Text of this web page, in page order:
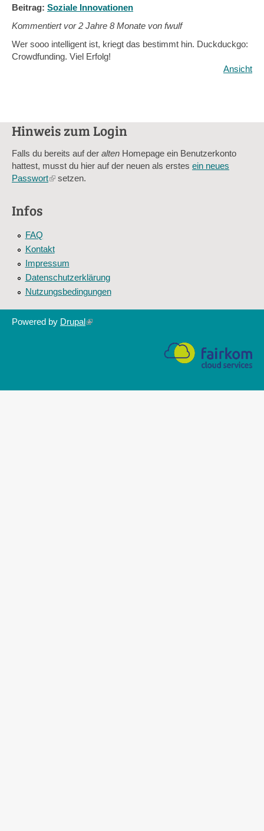
Beitrag: Soziale Innovationen
Kommentiert vor2 Jahre 8 Monate von fwulf
Wer sooo intelligent ist, kriegt das bestimmt hin. Duckduckgo:
Crowdfunding. Viel Erfolg!
Ansicht
Hinweis zum Login
Falls du bereits auf der alten Homepage ein Benutzerkonto
hattest, musst du hier auf der neuen als erstes ein neues
Passwort(linksetzen.
Infos
FAQ
Kontakt
Impressum
Datenschutzerklärung
Nutzungsbedingungen
Powered by Drupal(link